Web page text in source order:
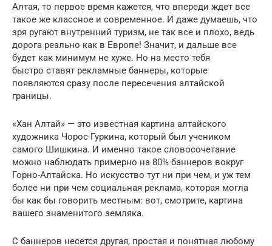
Алтая, то первое время кажется, что впереди ждет все
такое же классное и современное. И даже думаешь, что
зря ругают внутренний туризм, не так все и плохо, ведь
дорога реально как в Европе! Значит, и дальше все
будет как минимум не хуже. Но на место тебя
быстро ставят рекламные баннеры, которые
появляются сразу после пересечения алтайской
границы.
«Хан Алтай» — это известная картина алтайского
художника Чорос-Гуркина, который был учеником
самого Шишкина. И именно такое словосочетание
можно наблюдать примерно на 80% баннеров вокруг
Горно-Алтайска. Но искусство тут ни при чем, и уж тем
более ни при чем социальная реклама, которая могла
бы как бы говорить местным: вот, смотрите, картина
вашего знаменитого земляка.
С баннеров несется другая, простая и понятная любому